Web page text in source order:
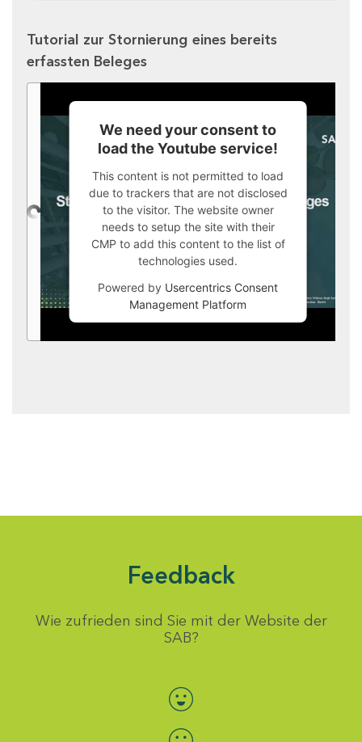
Tutorial zur Stornierung eines bereits
erfassten Beleges
We need your consent to
load the Youtube service!
This content is not permitted to load
due to trackers that are not disclosed
to the visitor. The website owner
needs to setup the site with their
CMP to add this content to the list of
technologies used.
Powered by Usercentrics Consent
Management Platform
Feedback
Wie zufrieden sind Sie mit der Website der
SAB?
Bewertung auswählen